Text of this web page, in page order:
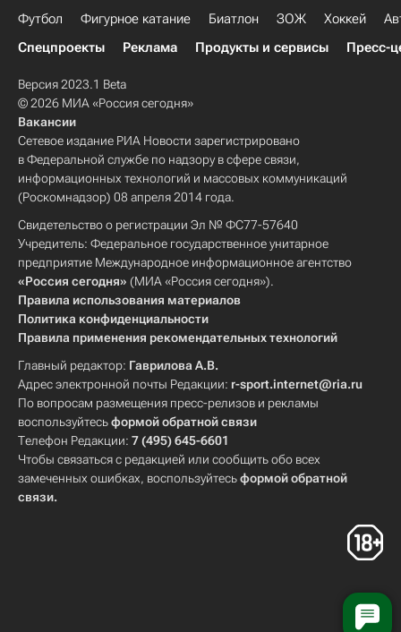
Футбол Фигурное катание Биатлон ЗОЖ Хоккей
Спецпроекты
Реклама Продукты и сервисы Пресс-
Версия 2023.1 Beta
© 2026 МИА «Россия сегодня»
Вакансии
Сетевое издание РИА Новости зарегистрировано
в Федеральной службе по надзору в сфере связи,
информационных технологий и массовых коммуникаций
(Роскомнадзор) 08 апреля 2014 года.
Свидетельство о регистрации Эл № ФС77-57640
Учредитель: Федеральное государственное унитарное
предприятие Международное информационное агентство
«Россия сегодня» (МИА «Россия сегодня»).
Правила использования материалов
Политика конфиденциальности
Правила применения рекомендательных технологий
Главный редактор: Гаврилова А.В.
Адрес электронной почты Редакции: r-sport.internet@ria.ru
По вопросам размещения пресс-релизов и рекламы
воспользуйтесьформой обратной связи
Телефон Редакции: 7 (495) 645-6601
Чтобы связаться с редакцией или сообщить обо всех
замеченных ошибках, воспользуйтесьформой обратной
связи.